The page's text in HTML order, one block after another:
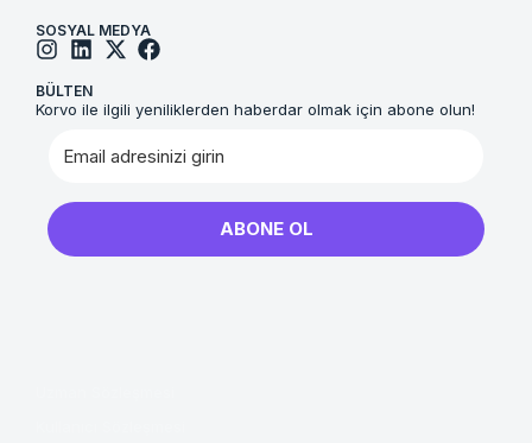
SOSYAL MEDYA
BÜLTEN
Korvo ile ilgili yeniliklerden haberdar olmak için abone olun!
ABONE OL